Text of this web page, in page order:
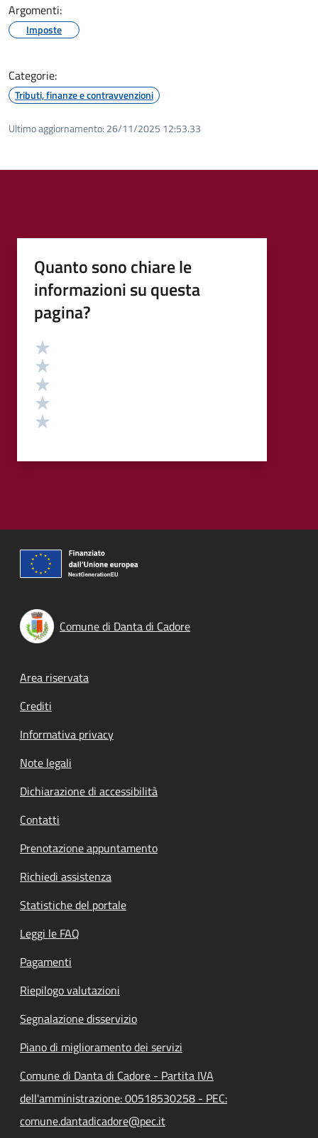
Argomenti:
Imposte
Categorie:
Tributi, finanze e contravvenzioni
Ultimo aggiornamento: 26/11/2025 12:53.33
Quanto sono chiare le
informazioni su questa
pagina?
Valutazione
Comune di Danta di Cadore
Footer menu
Area riservata
Crediti
Informativa privacy
Note legali
Dichiarazione di accessibilità
Contatti
Prenotazione appuntamento
Richiedi assistenza
Statistiche del portale
Leggi le FAQ
Pagamenti
Riepilogo valutazioni
Segnalazione disservizio
Piano di miglioramento dei servizi
Comune di Danta di Cadore - Partita IVA
dell'amministrazione: 00518530258 - PEC:
comune.dantadicadore@pec.it